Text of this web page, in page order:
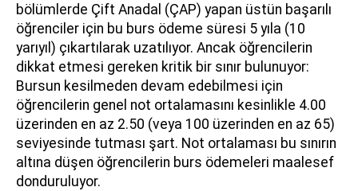
bölümlerde Çift Anadal (ÇAP) yapan üstün başarılı
öğrenciler için bu burs ödeme süresi 5 yıla (10
yarıyıl) çıkartılarak uzatılıyor. Ancak öğrencilerin
dikkat etmesi gereken kritik bir sınır bulunuyor:
Bursun kesilmeden devam edebilmesi için
öğrencilerin genel not ortalamasını kesinlikle 4.00
üzerinden en az 2.50 (veya 100 üzerinden en az 65)
seviyesinde tutması şart. Not ortalaması bu sınırın
altına düşen öğrencilerin burs ödemeleri maalesef
donduruluyor.